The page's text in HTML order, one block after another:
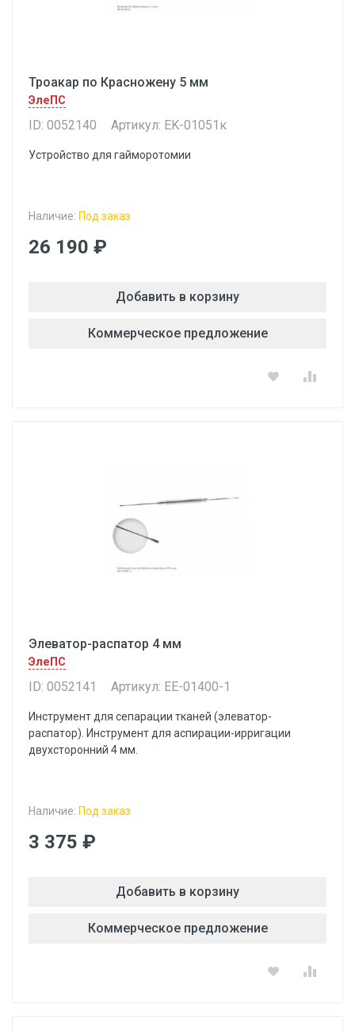
Троакар по Красножену 5 мм
ЭлеПС
ID: 0052140 Артикул: EK-01051к
Устройство для гайморотомии
Наличие: Под заказ
26 190 ₽
Добавить в корзину
Коммерческое предложение
Элеватор-распатор 4 мм
ЭлеПС
ID: 0052141 Артикул: ЕЕ-01400-1
Инструмент для сепарации тканей (элеватор-
распатор). Инструмент для аспирации-ирригации
двухсторонний 4 мм.
Наличие: Под заказ
3 375 ₽
Добавить в корзину
Коммерческое предложение